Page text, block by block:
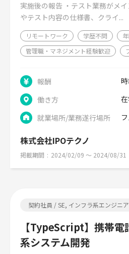
実施後の報告 ・テスト業務がメ
やテスト内容の仕様書、クライ...
リモートワーク 学歴不問
管理職・マネジメント経験歓迎
報酬
働き方
就業場所/業務遂行場所
株式会社IPOテクノ
掲載期間 2024/02/09 〜 2024/08/31
契約社員 / SE, インフラ系エンジニア
【TypeScript】携帯電
系システム開発